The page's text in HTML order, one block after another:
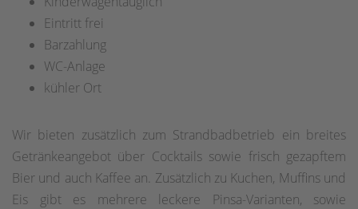
Eintritt frei
Barzahlung
WC-Anlage
kühler Ort
Wir bieten zusätzlich zum Strandbadbetrieb ein breites
Getränkeangebot über Cocktails sowie frisch gezapftem
Bier und auch Kaffee an. Zusätzlich zu Kuchen, Muffins und
Eis gibt es mehrere leckere Pinsa-Varianten, sowie